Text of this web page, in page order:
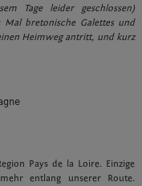
Tage leider geschlossen)
bretonische Galettes und
Heimweg antritt, und kurz
Pays de la Loire. Einzige
entlang unserer Route.